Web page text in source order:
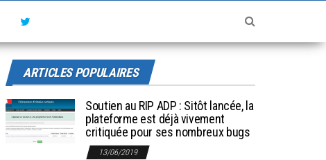
ARTICLES POPULAIRES
Soutien au RIP ADP : Sitôt lancée, la
plateforme est déjà vivement
critiquée pour ses nombreux bugs
13/06/2019